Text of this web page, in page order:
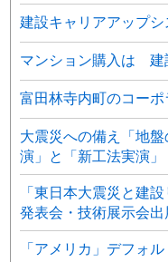
建設キャリアアップ
マンション購入は 建
富田林寺内町のコー
大震災への備え「地
演」と「新工法実演」
「東日本大震災と建
発表会・技術展示会出
「アメリカ」デフォ